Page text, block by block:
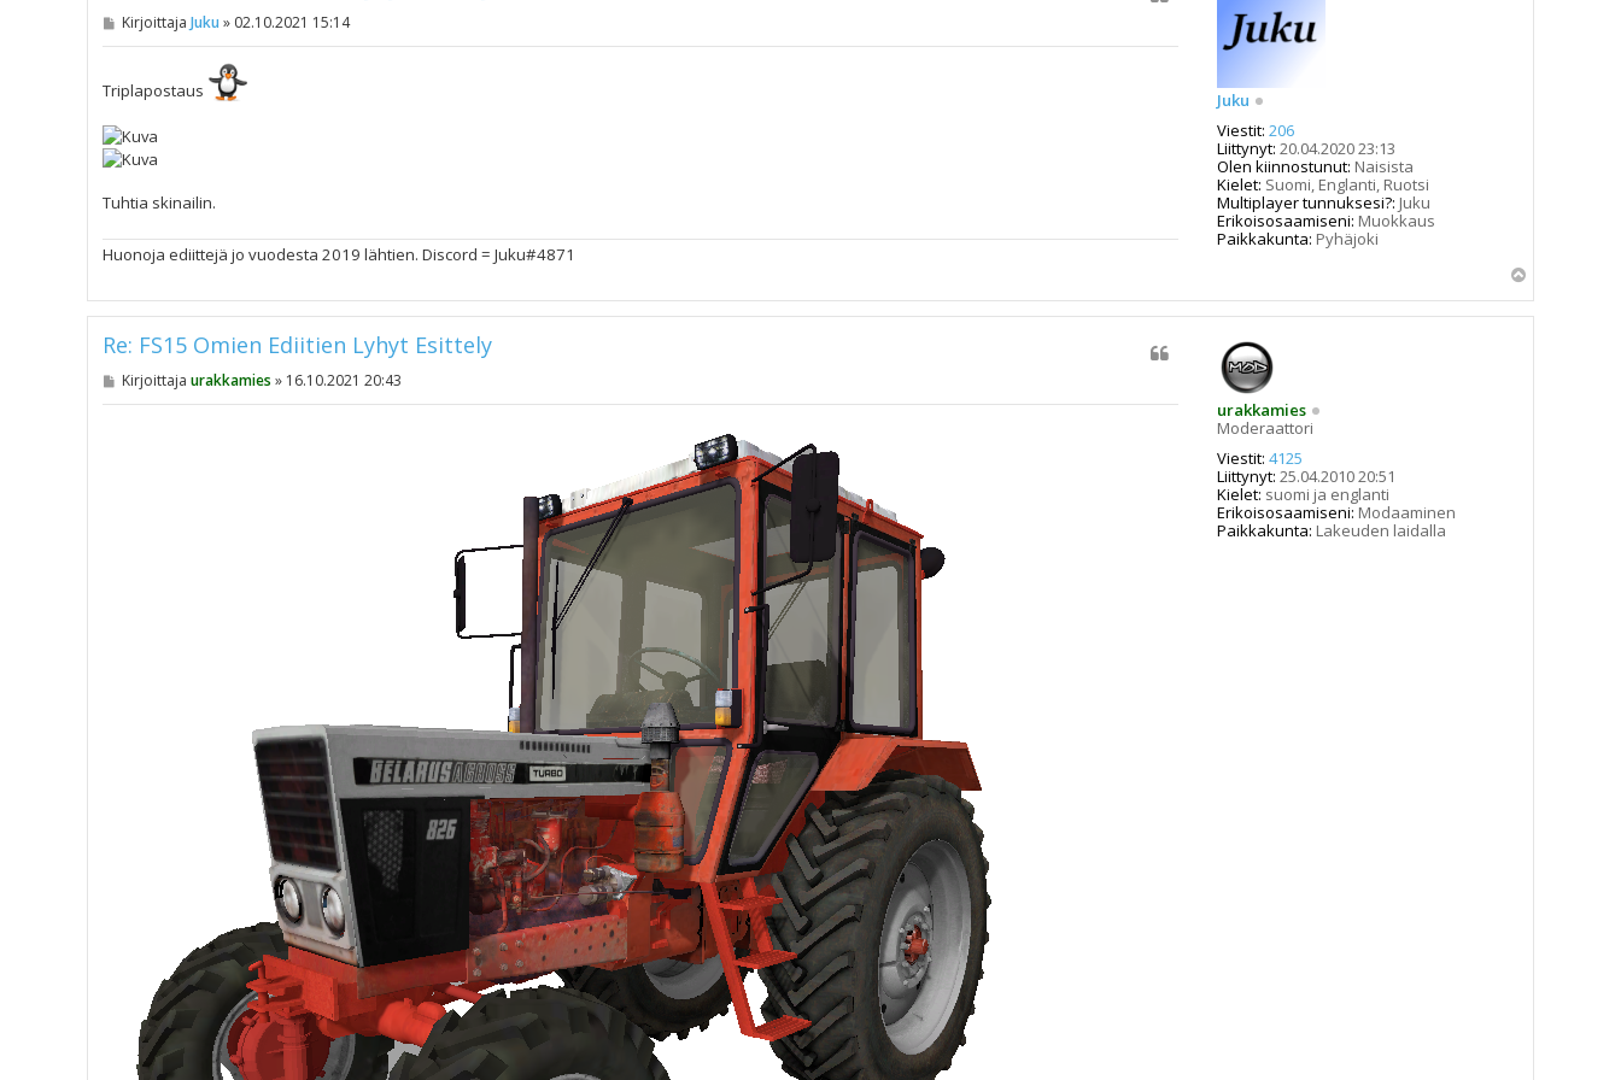
Juku
Viestit: 206
Liittynyt: 20.04.2020 23:13
Olen kiinnostunut: Naisista
Kielet: Suomi, Englanti, Ruotsi
Multiplayer tunnuksesi?: Juku
Erikoisosaamiseni: Muokkaus
Paikkakunta: Pyhäjoki
V
t
Kirjoittaja Juku » 02.10.2021 15:14
Triplapostaus
Tuhtia skinailin.
Huonoja ediittejä jo vuodesta 2019 lähtien. Discord = Juku#4871
ö
urakkamies
Moderaattori
Viestit: 4125
Liittynyt: 25.04.2010 20:51
Kielet: suomi ja englanti
Erikoisosaamiseni: Modaaminen
Paikkakunta: Lakeuden laidalla
Re: FS15 Omien Ediitien Lyhyt Esittely
VKirjoittaja urakkamies » 16.10.2021 20:43